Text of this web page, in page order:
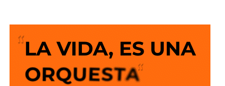
ser cuestionada sobre el caso.
García Cázares planteó que el eje de la revisión será
determinar la conducta de los elementos en ese punto:
qué acción realizaban y por qué se detuvieron ahí.